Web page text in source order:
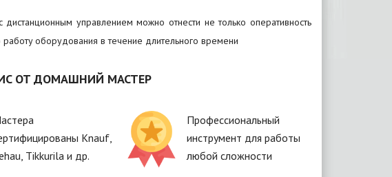
управлением можно отнести не только оперативность
оборудования в течение длительного времени
ОТ ДОМАШНИЙ МАСТЕР
Knauf,
Tikkurila и др.
Профессиональный
инструмент для работы
любой сложности